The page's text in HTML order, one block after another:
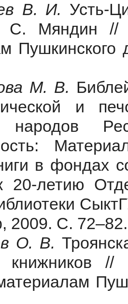
В. И. Усть-
Мяндин //
М. В.
и
народов
в фондах
20-летию
2009. С. 72–82.
О. В.
книжников //